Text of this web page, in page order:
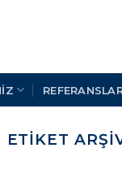
ETIKET